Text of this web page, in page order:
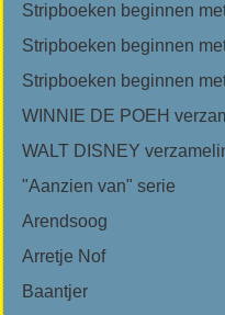
Stripboeken beginnen
Stripboeken beginnen
Stripboeken beginnen
WINNIE DE POEH
WALT DISNEY
"Aanzien van" serie
Arendsoog
Arretje Nof
Baantjer